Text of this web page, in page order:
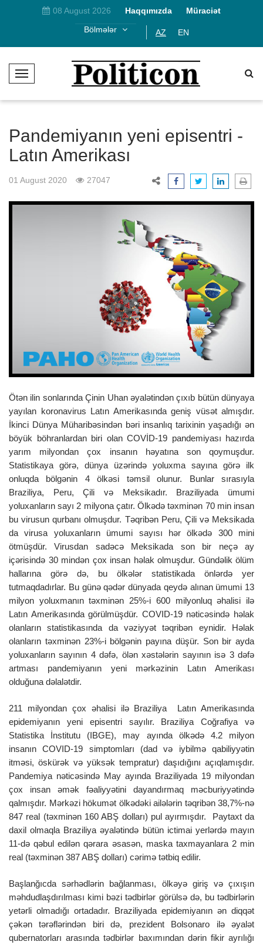
08 August 2026 Haqqımızda
Müraciət
Bölmələr
AZ EN
T
g
e
N
v
Pandemiyanın yeni episentri -
Latın Amerikası
01 August 2020 27047
Ötən ilin sonlarında Çinin Uhan əyalətindən çıxıb bütün dünyaya
yayılan koronavirus Latın Amerikasında geniş vüsət almışdır.
İkinci Dünya Müharibəsindən bəri insanlıq tarixinin yaşadığı ən
böyük böhranlardan biri olan COVİD-19 pandemiyası hazırda
yarım milyondan çox insanın həyatına son qoymuşdur.
Statistikaya görə, dünya üzərində yoluxma sayına görə ilk
onluqda bölgənin 4 ölkəsi təmsil olunur. Bunlar sırasıyla
Braziliya, Peru, Çili və Meksikadır. Braziliyada ümumi
yoluxanların sayı 2 milyona çatır. Ölkədə təxminən 70 min insan
bu virusun qurbanı olmuşdur. Təqribən Peru, Çili və Meksikada
da virusa yoluxanların ümumi sayısı hər ölkədə 300 mini
ötmüşdür. Virusdan sadəcə Meksikada son bir neçə ay
içərisində 30 mindən çox insan həlak olmuşdur. Gündəlik ölüm
hallarına görə də, bu ölkələr statistikada önlərdə yer
tutmaqdadırlar. Bu günə qədər dünyada qeydə alınan ümumi 13
milyon yoluxmanın təxminən 25%-i 600 milyonluq əhalisi ilə
Latın Amerikasında görülmüşdür. COVID-19 nəticəsində həlak
olanların statistikasında da vəziyyət təqribən eynidir. Həlak
olanların təxminən 23%-i bölgənin payına düşür. Son bir ayda
yoluxanların sayının 4 dəfə, ölən xəstələrin sayının isə 3 dəfə
artması pandemiyanın yeni mərkəzinin Latın Amerikası
olduğuna dəlalətdir.
211 milyondan çox əhalisi ilə Braziliya Latın Amerikasında
epidemiyanın yeni episentri sayılır. Braziliya Coğrafiya və
Statistika İnstitutu (IBGE), may ayında ölkədə 4.2 milyon
insanın COVID-19 simptomları (dad və iybilmə qabiliyyətin
itməsi, öskürək və yüksək tempratur) daşıdığını açıqlamışdır.
Pandemiya nəticəsində May ayında Braziliyada 19 milyondan
çox insan əmək fəaliyyətini dayandırmaq məcburiyyətində
qalmışdır. Mərkəzi hökumət ölkədəki ailələrin təqribən 38,7%-nə
847 real (təxminən 160 ABŞ dolları) pul ayırmışdır. Paytaxt da
daxil olmaqla Braziliya əyalətində bütün ictimai yerlərdə mayın
11-də qəbul edilən qərara əsasən, maska taxmayanlara 2 min
real (təxminən 387 ABŞ dolları) cərimə tətbiq edilir.
Başlanğıcda sərhədlərin bağlanması, ölkəyə giriş və çıxışın
məhdudlaşdırılması kimi bəzi tədbirlər görülsə də, bu tədbirlərin
yetərli olmadığı ortadadır. Braziliyada epidemiyanın ən diqqət
çəkən tərəflərindən biri də, prezident Bolsonaro ilə əyalət
qubernatorları arasında tədbirlər baxımından dərin fikir ayrılığı